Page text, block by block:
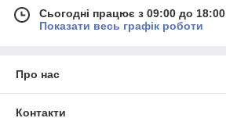
Сьогодні працює з 09:00 до 18:00
Показати весь графік роботи
Про нас
Контакти